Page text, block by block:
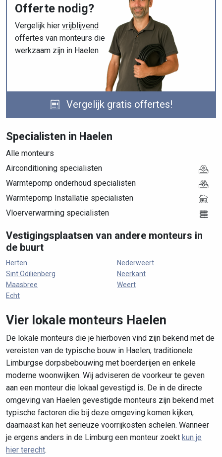
Offerte nodig?
Vergelijk hier vrijblijvend
offertes van monteurs die
werkzaam zijn in Haelen
Vergelijk gratis offertes!
Specialisten in Haelen
Alle monteurs
Airconditioning specialisten
Warmtepomp onderhoud specialisten
Warmtepomp Installatie specialisten
Vloerverwarming specialisten
Vestigingsplaatsen van andere monteurs in
de buurt
Herten
Sint Odiliënberg
Maasbree
Echt
Nederweert
Neerkant
Weert
Vier lokale monteurs Haelen
De lokale monteurs die je hierboven vind zijn bekend met de
vereisten van de typische bouw in Haelen; traditionele
Limburgse dorpsbebouwing met boerderijen en enkele
moderne woonwijken. Wij adviseren de voorkeur te geven
aan een monteur die lokaal gevestigd is. De in de directe
omgeving van Haelen gevestigde monteurs zijn bekend met
typische factoren die bij deze omgeving komen kijken,
daarnaast kan het serieuze voorrijkosten schelen. Wanneer
je ergens anders in de Limburg een monteur zoekt kun je
hier terecht.